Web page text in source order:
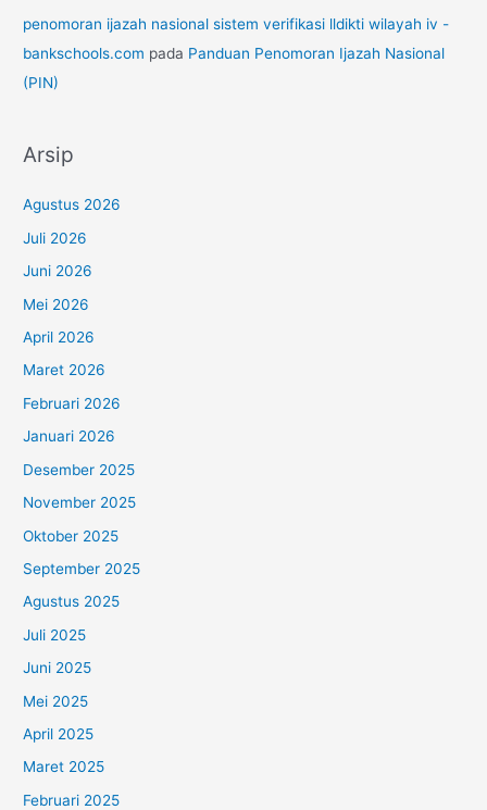
penomoran ijazah nasional sistem verifikasi lldikti wilayah iv -
bankschools.com pada Panduan Penomoran Ijazah Nasional
(PIN)
Arsip
Agustus 2026
Juli 2026
Juni 2026
Mei 2026
April 2026
Maret 2026
Februari 2026
Januari 2026
Desember 2025
November 2025
Oktober 2025
September 2025
Agustus 2025
Juli 2025
Juni 2025
Mei 2025
April 2025
Maret 2025
Februari 2025